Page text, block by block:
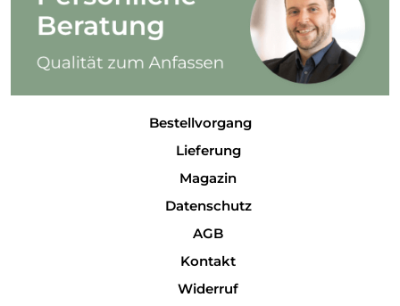
Bestellvorgang
Lieferung
Magazin
Datenschutz
AGB
Kontakt
Widerruf